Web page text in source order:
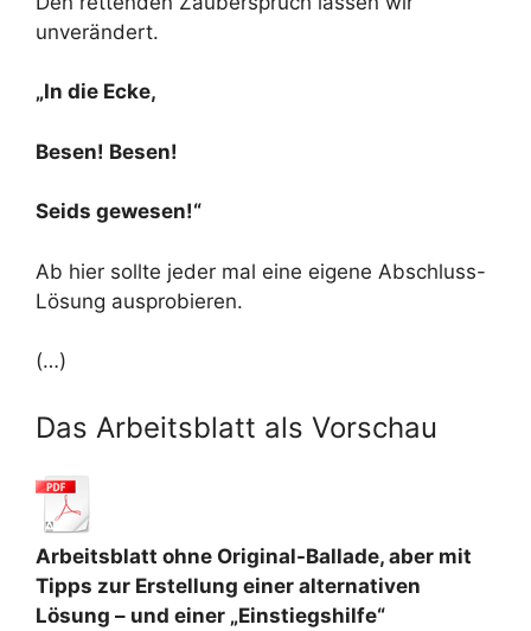
unverändert.
„In die Ecke,
Besen! Besen!
Seids gewesen!“
Ab hier sollte jeder mal eine eigene Abschluss-
Lösung ausprobieren.
(…)
Das Arbeitsblatt als Vorschau
Arbeitsblatt ohne Original-Ballade, aber mit
Tipps zur Erstellung einer alternativen
Lösung – und einer „Einstiegshilfe“